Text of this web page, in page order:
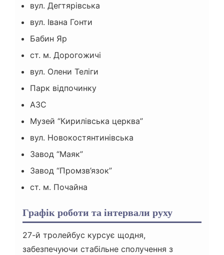
вул. Дегтярівська
вул. Івана Гонти
Бабин Яр
ст. м. Дорогожичі
вул. Олени Теліги
Парк відпочинку
АЗС
Музей “Кирилівська церква”
вул. Новокостянтинівська
Завод “Маяк”
Завод “Промзв’язок”
ст. м. Почайна
Графік роботи та інтервали руху
27-й тролейбус курсує щодня,
забезпечуючи стабільне сполучення з